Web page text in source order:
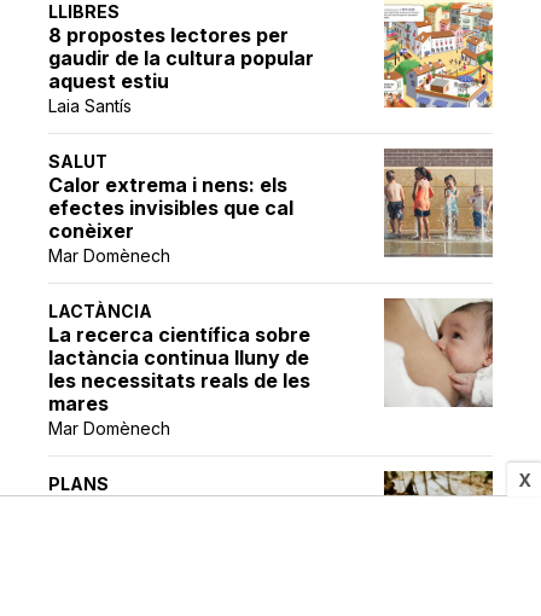
X
LLIBRES
8 propostes lectores per
gaudir de la cultura popular
aquest estiu
Laia Santís
SALUT
Calor extrema i nens: els
efectes invisibles que cal
conèixer
Mar Domènech
LACTÀNCIA
La recerca científica sobre
lactància continua lluny de
les necessitats reals de les
mares
Mar Domènech
PLANS